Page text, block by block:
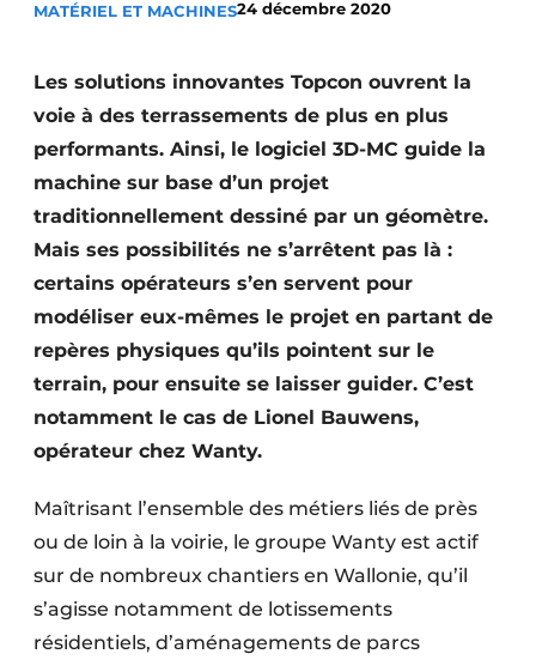
Construction bois
Contrôle d’accès
Éclairage
Fondations
Façades
Géotextiles
Infrastructures souterraines et égouttage
Rénovation
MATÉRIEL ET MACHINES24 décembre 2020
Les solutions innovantes Topcon ouvrent la
voie à des terrassements de plus en plus
performants. Ainsi, le logiciel 3D-MC guide la
machine sur base d’un projet
traditionnellement dessiné par un géomètre.
Mais ses possibilités ne s’arrêtent pas là :
certains opérateurs s’en servent pour
modéliser eux-mêmes le projet en partant de
repères physiques qu’ils pointent sur le
terrain, pour ensuite se laisser guider. C’est
notamment le cas de Lionel Bauwens,
opérateur chez Wanty.
Maîtrisant l’ensemble des métiers liés de près
ou de loin à la voirie, le groupe Wanty est actif
sur de nombreux chantiers en Wallonie, qu’il
s’agisse notamment de lotissements
résidentiels, d’aménagements de parcs